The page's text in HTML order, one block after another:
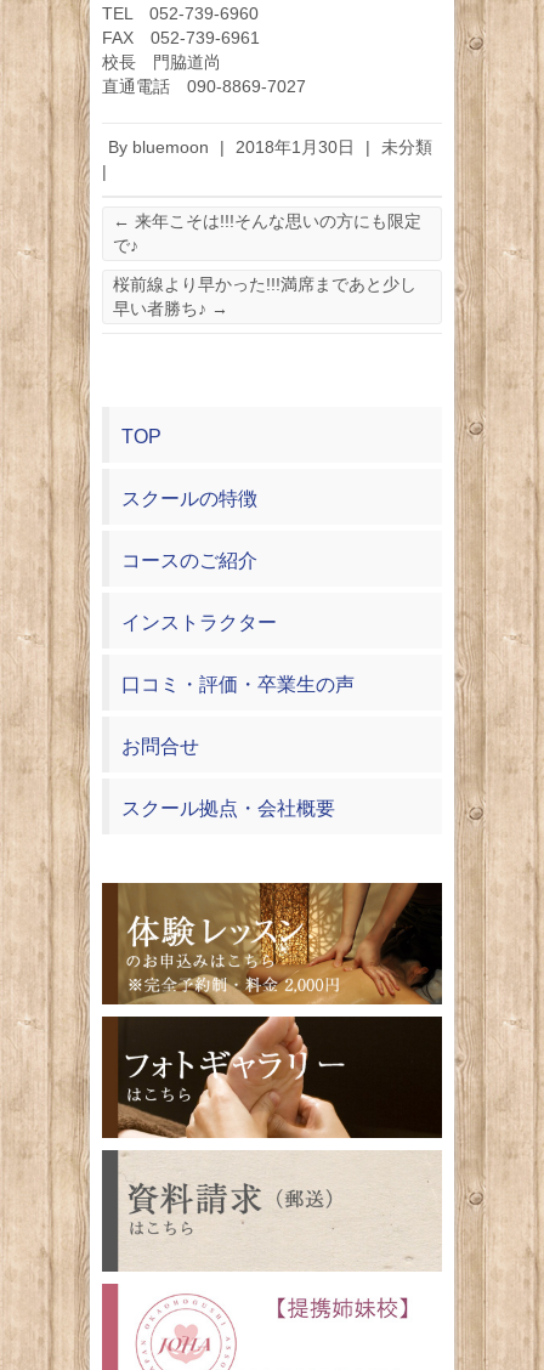
TEL 052-739-6960
FAX 052-739-6961
校長 門脇道尚
直通電話 090-8869-7027
By bluemoon | 2018年1月30日 |
未分類
|
← 来年こそは!!!そんな思いの方にも限定
で♪
桜前線より早かった!!!満席まであと少し
早い者勝ち♪ →
TOP
スクールの特徴
コースのご紹介
インストラクター
口コミ・評価・卒業生の声
お問合せ
スクール拠点・会社概要